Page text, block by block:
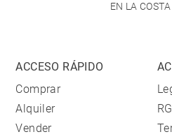
EN LA
ACCESO RÁPIDO
Comprar
Alquiler
Vender